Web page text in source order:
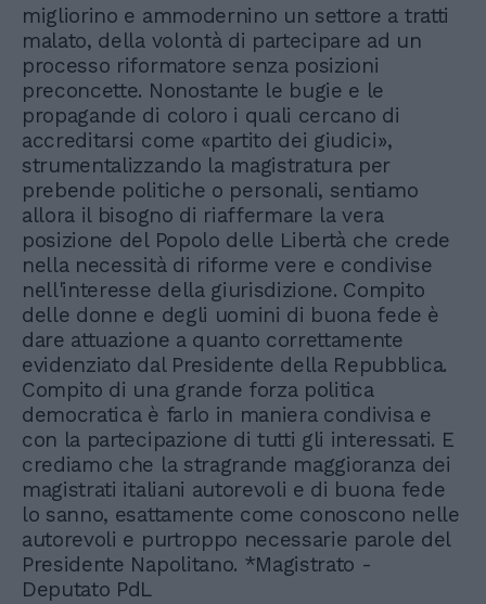
migliorino e ammodernino un settore a tratti
malato, della volontà di partecipare ad un
processo riformatore senza posizioni
preconcette. Nonostante le bugie e le
propagande di coloro i quali cercano di
accreditarsi come «partito dei giudici»,
strumentalizzando la magistratura per
prebende politiche o personali, sentiamo
allora il bisogno di riaffermare la vera
posizione del Popolo delle Libertà che crede
nella necessità di riforme vere e condivise
nell'interesse della giurisdizione. Compito
delle donne e degli uomini di buona fede è
dare attuazione a quanto correttamente
evidenziato dal Presidente della Repubblica.
Compito di una grande forza politica
democratica è farlo in maniera condivisa e
con la partecipazione di tutti gli interessati. E
crediamo che la stragrande maggioranza dei
magistrati italiani autorevoli e di buona fede
lo sanno, esattamente come conoscono nelle
autorevoli e purtroppo necessarie parole del
Presidente Napolitano. *Magistrato -
Deputato PdL